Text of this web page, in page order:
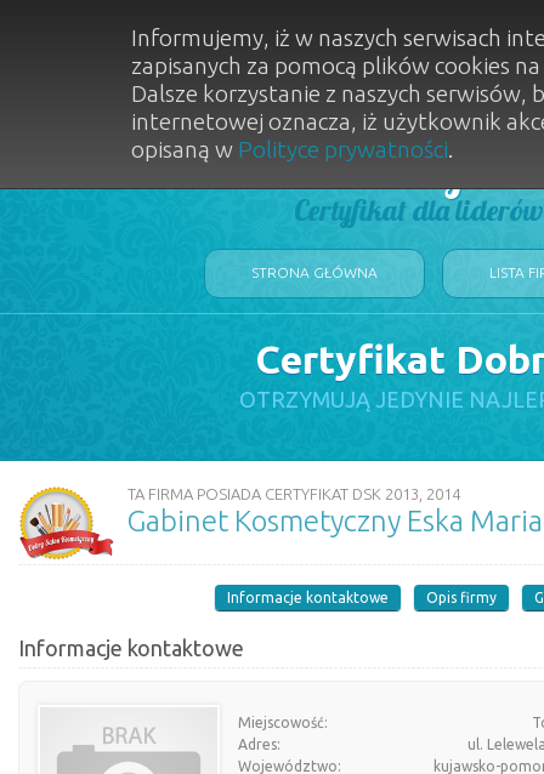
Dobry
Certyfikat dla
STRONA GŁÓWNA LISTA
Certyfikat
OTRZYMUJĄ JEDYNIE
TA FIRMA POSIADA CERTYFIKAT DSK 2013, 2014
Gabinet Kosmetyczny Eska
Informacje kontaktowe Opis firmy
Informacje kontaktowe
Miejscowość:
Adres:
ul.
Województwo:
kujawsko-
Informujemy, iż w naszych serwisach
zapisanych za pomocą plików cookies
Dalsze korzystanie z naszych
internetowej oznacza, iż użytkownik
opisaną w Polityce prywatności.